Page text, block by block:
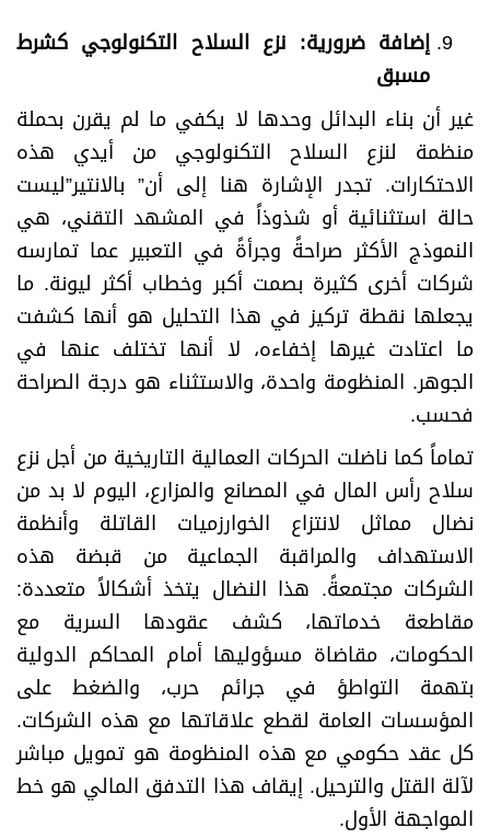
إضافة ضرورية: نزع السلاح التكنولوجي كشرط
مسبق
غير أن بناء البدائل وحدها لا يكفي ما لم يقرن بحملة
منظمة لنزع السلاح التكنولوجي من أيدي هذه
الاحتكارات. تجدر الإشارة هنا إلى أن” بالانتير”ليست
حالة استثنائية أو شذوذاً في المشهد التقني، هي
النموذج الأكثر صراحةً وجرأةً في التعبير عما تمارسه
شركات أخرى كثيرة بصمت أكبر وخطاب أكثر ليونة. ما
يجعلها نقطة تركيز في هذا التحليل هو أنها كشفت
ما اعتادت غيرها إخفاءه، لا أنها تختلف عنها في
الجوهر. المنظومة واحدة، والاستثناء هو درجة الصراحة
فحسب.
تماماً كما ناضلت الحركات العمالية التاريخية من أجل نزع
سلاح رأس المال في المصانع والمزارع، اليوم لا بد من
نضال مماثل لانتزاع الخوارزميات القاتلة وأنظمة
الاستهداف والمراقبة الجماعية من قبضة هذه
الشركات مجتمعةً. هذا النضال يتخذ أشكالاً متعددة:
مقاطعة خدماتها، كشف عقودها السرية مع
الحكومات، مقاضاة مسؤوليها أمام المحاكم الدولية
بتهمة التواطؤ في جرائم حرب، والضغط على
المؤسسات العامة لقطع علاقاتها مع هذه الشركات.
كل عقد حكومي مع هذه المنظومة هو تمويل مباشر
لآلة القتل والترحيل. إيقاف هذا التدفق المالي هو خط
المواجهة الأول.